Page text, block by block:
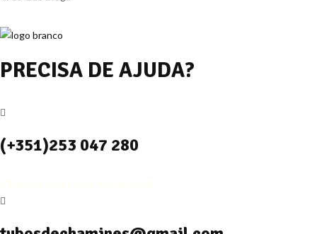
PRECISA DE AJUDA?
(+351)253 047 280